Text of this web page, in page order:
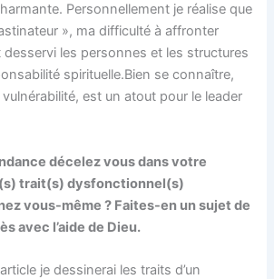
Personnellement je réalise que
», ma difficulté à affronter
les personnes et les structures
spirituelle.Bien se connaître,
est un atout pour le leader
décelez vous dans votre
trait(s) dysfonctionnel(s)
vous-même ? Faites-en un sujet de
avec l’aide de Dieu.
je dessinerai les traits d’un